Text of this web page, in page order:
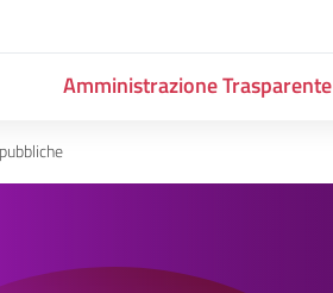
Amministrazione Trasparente